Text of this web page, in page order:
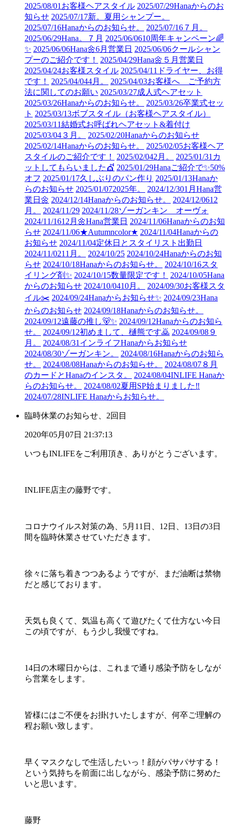
2025/08/01 お客様ヘアスタイル 2025/07/29Hanaからのお
知らせ 2025/07/17新。夏用シャンプー。
2025/07/16Hanaからのお知らせ。 2025/07/16 ７月。
2025/06/29Hana。７月 2025/06/0610周年キャンペーン🌈
✨ 2025/06/06Hana🌼6月営業日 2025/06/06クールシャン
プーのご紹介です！
2025/04/29Hana🌼５月営業日
2025/04/24お客様スタイル 2025/04/11 ドライヤー、お得
です！
2025/04/044月。 2025/04/03お客様へ ご予約方
法に関してのお願い 2025/03/27成人式ヘアセット
2025/03/26Hanaからのお知らせ。 2025/03/26卒業式セッ
ト 2025/03/13ボブスタイル（お客様ヘアスタイル）
2025/03/11結婚式お呼ばれヘアセット&着付け
2025/03/04 ３月。 2025/02/20Hanaからのお知らせ
2025/02/14Hanaからのお知らせ。 2025/02/05お客様ヘア
スタイルのご紹介です！
2025/02/042月。 2025/01/31 カ
ットしてもらいました💇 2025/01/29Hanaご紹介で✨50%
オフ 2025/01/17久しぶりのパン作り 2025/01/13Hanaか
らのお知らせ 2025/01/072025年。 2024/12/301月Hana営
業日🌼 2024/12/14Hanaからのお知らせ。 2024/12/0612
月。
2024/11/29 2024/11/28ゾーガンキン オーヴォ
2024/11/1612月🌼Hana営業日 2024/11/06Hanaからのお知
らせ 2024/11/06★Autumncolor★ 2024/11/04Hanaからの
お知らせ 2024/11/04定休日とスタイリスト出勤日
2024/11/0211月。 2024/10/25 2024/10/24Hanaからのお知
らせ 2024/10/18Hanaからのお知らせ。 2024/10/16スタ
イリング剤✨ 2024/10/15数量限定です！ 2024/10/05Hana
からのお知らせ 2024/10/0410月。 2024/09/30お客様スタ
イル✂️ 2024/09/24Hanaからお知らせ✨ 2024/09/23Hana
からのお知らせ 2024/09/18Hanaからのお知らせ。
2024/09/12遠藤の推し🐻✨ 2024/09/12Hanaからのお知ら
せ。
2024/09/12初めまして、樋熊です🙇 2024/09/08 ９
月。
2024/08/31 インライフHanaからお知らせ
2024/08/30ゾーガンキン。 2024/08/16Hanaからのお知ら
せ。
2024/08/08Hanaからのお知らせ。 2024/08/07８月
のカードとHanaのインスタ。
2024/08/04INLIFE Hanaか
らのお知らせ。
2024/08/02夏用SP始まりました‼︎
2024/07/28INLIFE Hanaからお知らせ。
臨時休業のお知らせ、2回目
2020年05月07日 21:37:13
いつもINLIFEをご利用頂き、ありがとうございます。
INLIFE店主の藤野です。
コロナウイルス対策の為、5月11日、12日、13日の3日
間を臨時休業させていただきます。
徐々に落ち着きつつあるようですが、まだ油断は禁物
だと感じております。
天気も良くて、気温も高くて遊びたくて仕方ない今日
この頃ですが、もう少し我慢ですね。
14日の木曜日からは、これまで通り感染予防をしなが
ら営業をします。
皆様にはご不便をお掛けいたしますが、何卒ご理解の
程お願い致します。
早くマスクなしで生活したいっ！顔がパサパサする！
という気持ちを前面に出しながら、感染予防に努めた
いと思います。
藤野